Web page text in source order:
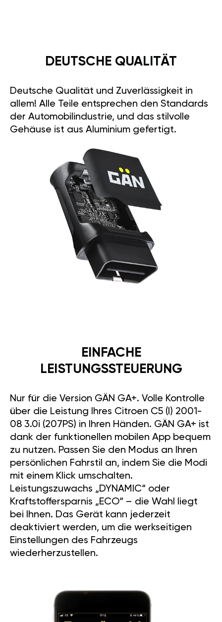
DEUTSCHE QUALITÄT
Deutsche Qualität und Zuverlässigkeit in
allem! Alle Teile entsprechen den Standards
der Automobilindustrie, und das stilvolle
Gehäuse ist aus Aluminium gefertigt.
EINFACHE
LEISTUNGSSTEUERUNG
Nur für die Version GÄN GA+. Volle Kontrolle
über die Leistung Ihres Citroen C5 (I) 2001-
08 3.0i (207PS) in Ihren Händen. GÄN GA+ ist
dank der funktionellen mobilen App bequem
zu nutzen. Passen Sie den Modus an Ihren
persönlichen Fahrstil an, indem Sie die Modi
mit einem Klick umschalten.
Leistungszuwachs „DYNAMIC“ oder
Kraftstoffersparnis „ECO“ – die Wahl liegt
bei Ihnen. Das Gerät kann jederzeit
deaktiviert werden, um die werkseitigen
Einstellungen des Fahrzeugs
wiederherzustellen.